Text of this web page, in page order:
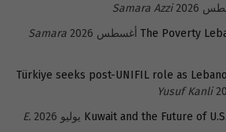
Samara Azzi
The Poverty
Samara
Türkiye seeks post-UNIFIL role as
Yusuf Kanli
Kuwait and the Future of
E.